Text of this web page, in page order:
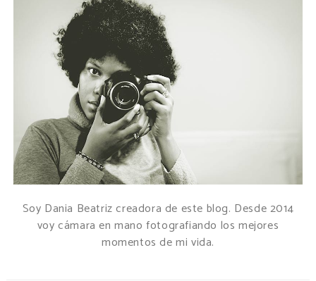
Soy Dania Beatriz creadora de este blog. Desde 2014
voy cámara en mano fotografiando los mejores
momentos de mi vida.